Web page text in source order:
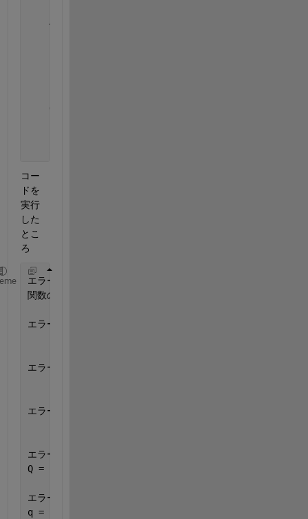
    A=0.8;
コー
ドを
実行
した
とこ
ろ
エラー
関数の出力は、入力と同じサイズでなければなりません。
エラー
エラー
エラー
エラー
Q = integralCalc(fun,a,b,opstruct);
エラー
q = integral(ntf,0,fb);